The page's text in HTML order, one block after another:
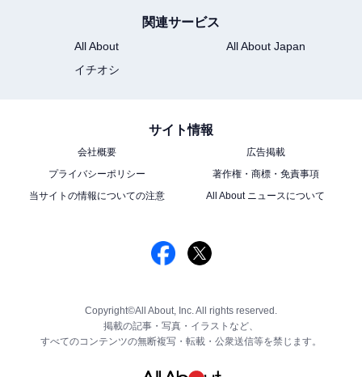
関連サービス
All About
All About Japan
イチオシ
サイト情報
会社概要
広告掲載
プライバシーポリシー
著作権・商標・免責事項
当サイトの情報についての注意
All About ニュースについて
Copyright©All About, Inc. All rights reserved.
掲載の記事・写真・イラストなど、
すべてのコンテンツの無断複写・転載・公衆送信等を禁じます。